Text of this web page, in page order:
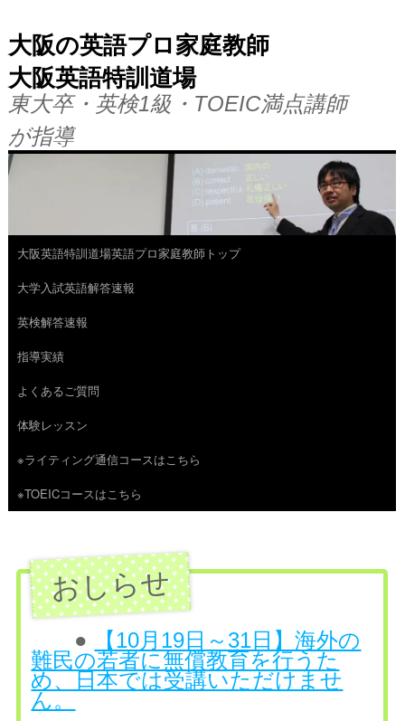
大阪の英語プロ家庭教師
大阪英語特訓道場
東大卒・英検1級・TOEIC満点講師
が指導
コ
ン
テ
ン
ツ
へ
ス
キ
大阪英語特訓道場英語プロ家庭教師トップ
大学入試英語解答速報
英検解答速報
指導実績
よくあるご質問
体験レッスン
※ライティング通信コースはこちら
※TOEICコースはこちら
●
【10月19日～31日】海外の
難民の若者に無償教育を行うた
め、日本では受講いただけませ
ん。